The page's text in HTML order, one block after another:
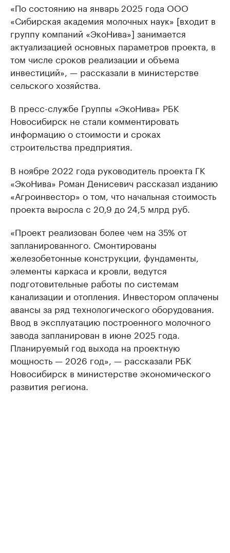
«По состоянию на январь 2025 года ООО
«Сибирская академия молочных наук» [входит в
группу компаний «ЭкоНива»] занимается
актуализацией основных параметров проекта, в
том числе сроков реализации и объема
инвестиций», — рассказали в министерстве
сельского хозяйства.
В пресс-службе Группы «ЭкоНива» РБК
Новосибирск не стали комментировать
информацию о стоимости и сроках
строительства предприятия.
В ноябре 2022 года руководитель проекта ГК
«ЭкоНива» Роман Денисевич рассказал изданию
«Агроинвестор» о том, что начальная стоимость
проекта выросла с 20,9 до 24,5 млрд руб.
«Проект реализован более чем на 35% от
запланированного. Смонтированы
железобетонные конструкции, фундаменты,
элементы каркаса и кровли, ведутся
подготовительные работы по системам
канализации и отопления. Инвестором оплачены
авансы за ряд технологического оборудования.
Ввод в эксплуатацию построенного молочного
завода запланирован в июне 2025 года.
Планируемый год выхода на проектную
мощность — 2026 год», — рассказали РБК
Новосибирск в министерстве экономического
развития региона.